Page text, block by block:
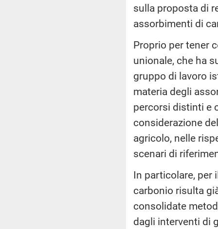
sulla proposta di
assorbimenti di
Proprio per tener
unionale, che ha
gruppo di lavoro
materia degli
percorsi distinti e
considerazione
agricolo, nelle
scenari di
In particolare, per
carbonio risulta
consolidate
dagli interventi di